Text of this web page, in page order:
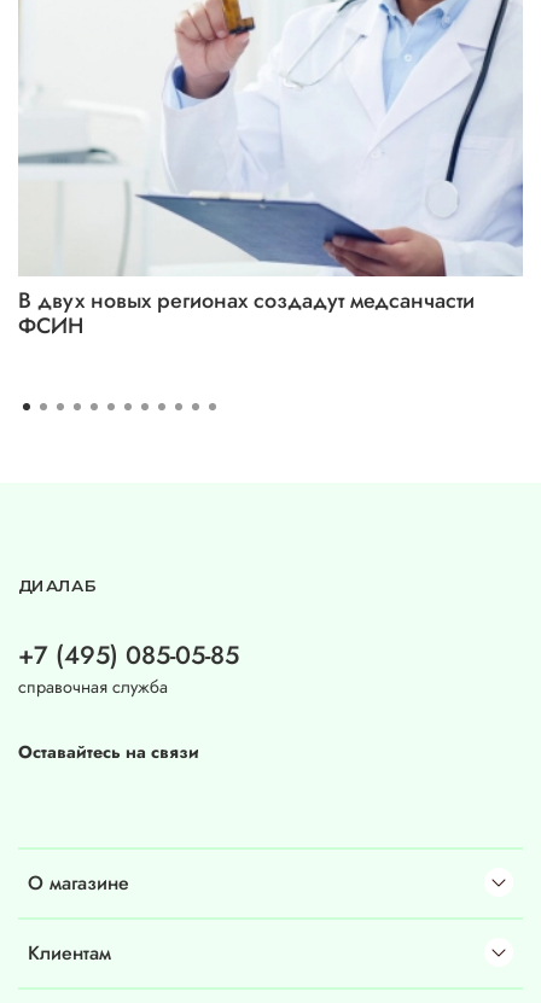
В двух новых регионах создадут медсанчасти
ФСИН
О магазине
Клиентам
ДИАЛАБ
+7 (495) 085-05-85
справочная служба
Оставайтесь на связи